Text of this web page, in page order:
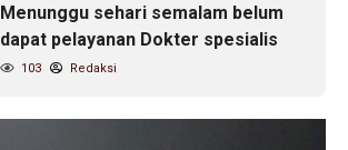
Menunggu sehari semalam belum
dapat pelayanan Dokter spesialis
103 Redaksi